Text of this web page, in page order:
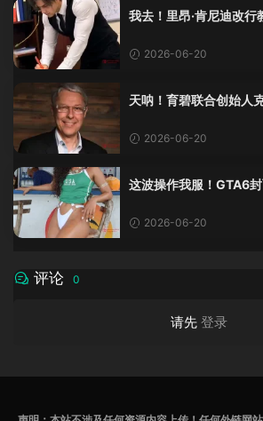
我去！里昂·肯尼迪改行
2026-06-20
天呐！育碧联合创始人
2026-06-20
这波操作我服！GTA6
2026-06-20
评论 0
请先 登录